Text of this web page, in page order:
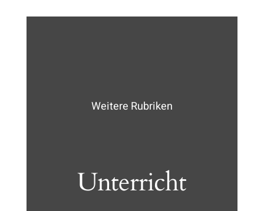
Weitere Rubriken
Unterricht